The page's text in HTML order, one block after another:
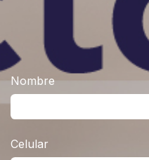
Nombre
Celular